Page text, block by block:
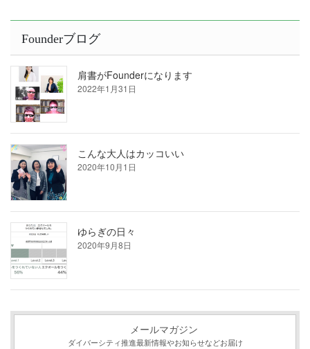
Founderブログ
肩書がFounderになります
2022年1月31日
こんな大人はカッコいい
2020年10月1日
ゆらぎの日々
2020年9月8日
メールマガジン
ダイバーシティ推進最新情報やお知らせなどお届け